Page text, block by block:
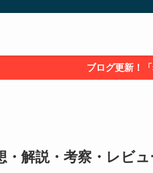
ブログ更新！「希望と絶望 その
解説・考察・レビュ